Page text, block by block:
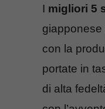
I migliori 5
giapponese
con la
portate in
di alta